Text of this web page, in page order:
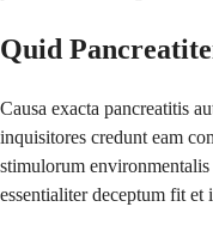
Quid
Causa exacta pancreatitis
inquisitores credunt eam
stimulorum
essentialiter deceptum fit